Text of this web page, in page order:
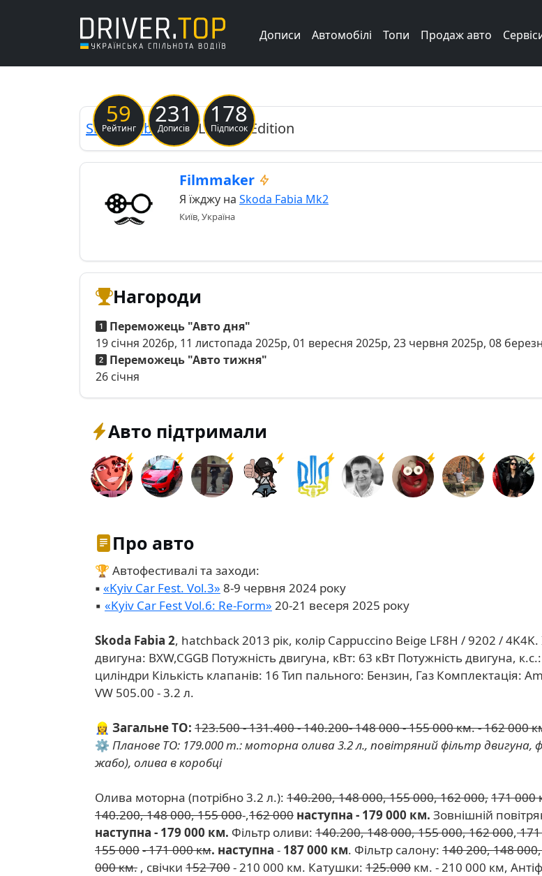
Дописи Автомобілі Топи Продаж авто
59
Рейтинг
231
Дописів
178
Підписок
Previous
SkodaFabia Mk2 Limited Edition
Filmmaker
Я їжджу на Skoda Fabia Mk2
Київ, Україна
Нагороди
Переможець "Авто дня"
19 січня 2026р, 11 листопада 2025р, 01 вересня 2025р, 23 червня 2025р, 08
Переможець "Авто тижня"
26 січня
Авто підтримали
Про авто
🏆 Автофестивалі та заходи:
▪︎ «Kyiv Car Fest. Vol.3» 8-9 червня 2024 року
▪︎ «Kyiv Car Fest Vol.6: Re-Form» 20-21 весеря 2025 року
Skoda Fabia 2, hatchback 2013 рік, колір Cappuccino Beige LF8H / 9202 /
двигуна: BXW,CGGB Потужність двигуна, кВт: 63 кВт Потужність двигуна,
циліндри Кількість клапанів: 16 Тип пального: Бензин, Газ Комплектація:
VW 505.00 - 3.2 л.
👷‍♀️ Загальне ТО: 123.500 - 131.400 - 140.200- 148 000 - 155 000 км. - 162 000
⚙️ Планове ТО: 179.000 т.: моторна олива 3.2 л., повітряний фільтр двигуна,
жабо), олива в коробці
Олива моторна (потрібно 3.2 л.): 140.200, 148 000, 155 000, 162 000,171 000
140.200, 148 000, 155 000-,162 000 наступна - 179 000 км. Зовнішній
наступна - 179 000 км. Фільтр оливи: 140.200, 148 000, 155 000, 162 000,
155 000-171 000 км. наступна - 187 000 км. Фільтр салону: 140 200, 148
000 км. , свічки 152 700- 210 000 км. Катушки: 125.000 км. - 210 000 км,